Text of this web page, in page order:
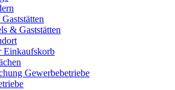
& Gaststätten
Einkaufskorb
Gewerbebetriebe